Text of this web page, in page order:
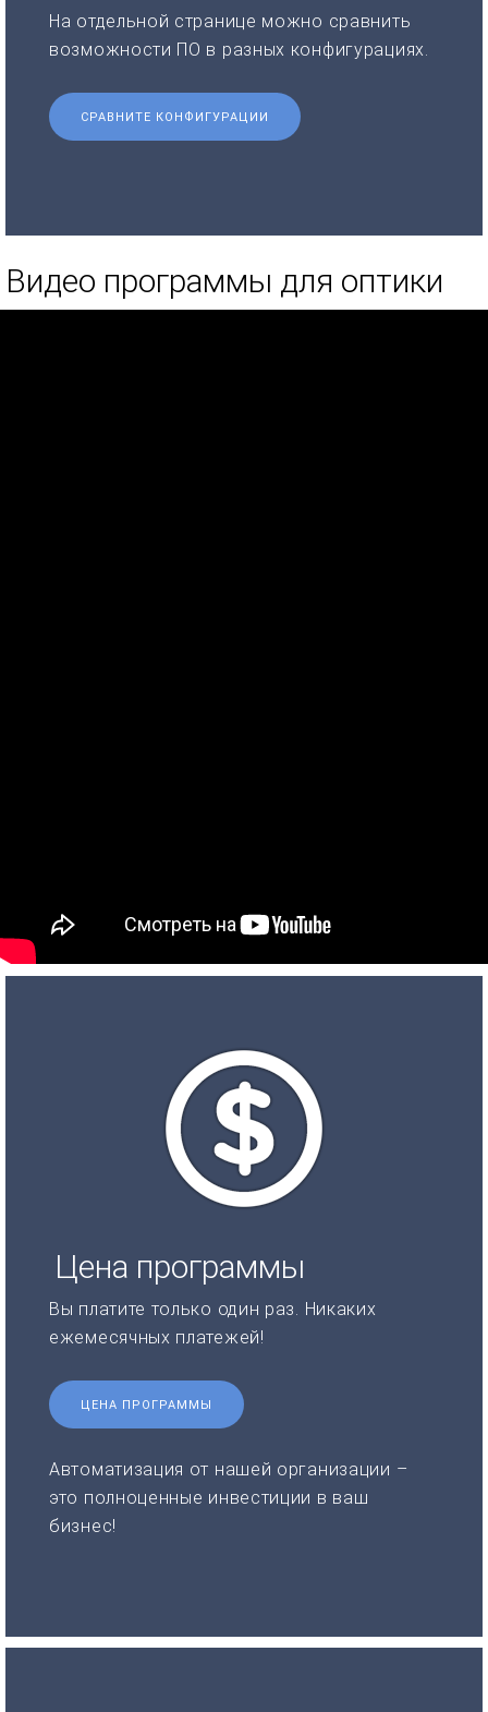
На отдельной странице можно сравнить
возможности ПО в разных конфигурациях.
СРАВНИТЕ КОНФИГУРАЦИИ
Видео программы для оптики
Цена программы
Вы платите только один раз. Никаких
ежемесячных платежей!
ЦЕНА ПРОГРАММЫ
Автоматизация от нашей организации –
это полноценные инвестиции в ваш
бизнес!